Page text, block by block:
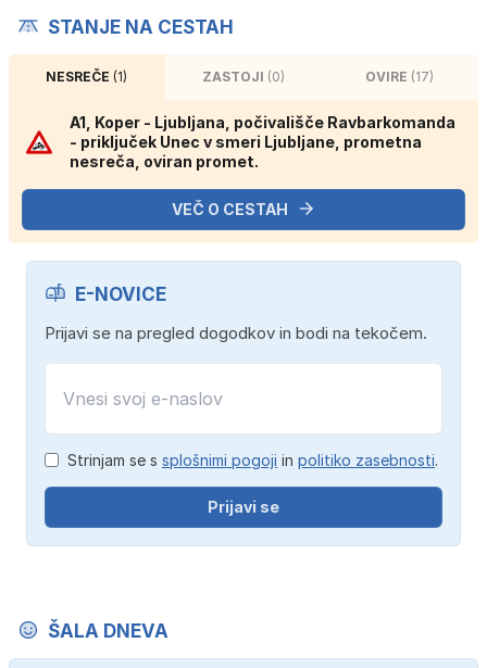
STANJE NA CESTAH
NESREČE(1) ZASTOJI (0) OVIRE (17)
A1, Koper - Ljubljana, počivališče Ravbarkomanda
- priključek Unec v smeri Ljubljane, prometna
nesreča, oviran promet.
VEČ O CESTAH
E-NOVICE
Prijavi se na pregled dogodkov in bodi na tekočem.
Strinjam se s splošnimi pogoji in politiko zasebnosti.
Prijavi se
ŠALA DNEVA